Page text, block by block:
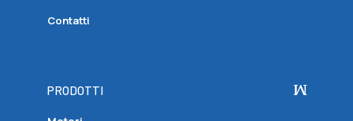
Contatti
PRODOTTI